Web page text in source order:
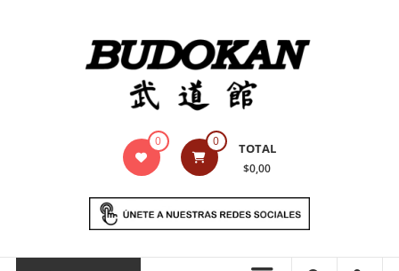
Indumentaria
marciales
Todo
0 0 TOTAL
$0,00